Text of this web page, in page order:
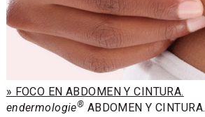
» FOCO EN ABDOMEN Y CINTURA.
endermologie® ABDOMEN Y CINTURA.